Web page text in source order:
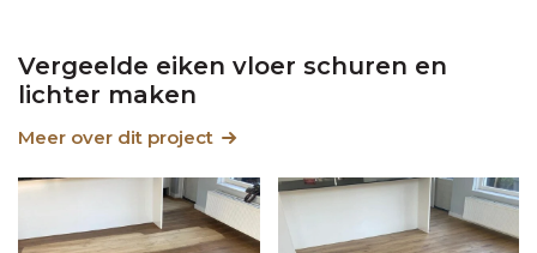
Vergeelde eiken vloer schuren en
lichter maken
Meer over dit project